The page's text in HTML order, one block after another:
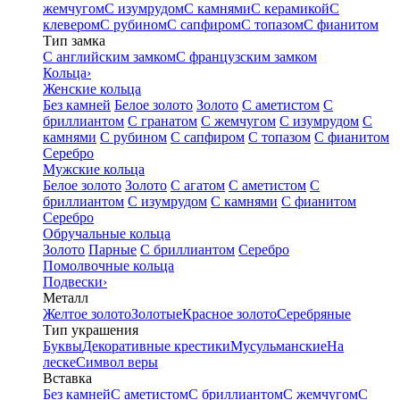
жемчугомС изумрудомС камнямиС керамикойС
клеверомС рубиномС сапфиромС топазомС фианитом
Тип замка
С английским замкомС французским замком
Кольца›
Женские кольца
Без камней Белое золото Золото С аметистом С
бриллиантом С гранатом С жемчугом С изумрудом С
камнями С рубином С сапфиром С топазом С фианитом
Серебро
Мужские кольца
Белое золото Золото С агатом С аметистом С
бриллиантом С изумрудом С камнями С фианитом
Серебро
Обручальные кольца
Золото Парные С бриллиантом Серебро
Помолвочные кольца
Подвески›
Металл
Желтое золотоЗолотыеКрасное золотоСеребряные
Тип украшения
БуквыДекоративные крестикиМусульманскиеНа
лескеСимвол веры
Вставка
Без камнейС аметистомС бриллиантомС жемчугомС